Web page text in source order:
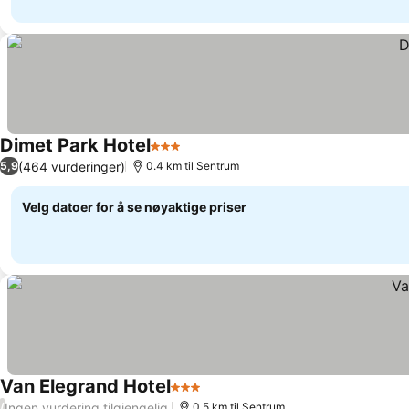
Dimet Park Hotel3 Stjerner
5,9(464 vurderinger) 0.4 km til Sentrum
Velg datoer for å se nøyaktige priser
Van Elegrand Hotel3 Stjerner